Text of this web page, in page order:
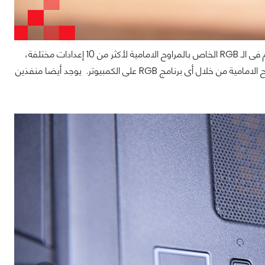
الجزء العلوي من الصندوق يحتوي 3 أزرار، زر لتشغيل الكمبيوتر، زر إعادة التشغيل و زر للتحكم فى الـ RGB الخاص بالمراوح الامامية لأكثر من 10 إعدادات مختلفة،
كما أنه إذا ضغطت على الزر لأكثر من 3 ثواني ستستطيع التحكم فى الـ RGB الخاص بالمراوح الامامية من خلال أى برنامج RGB على الكمبيوتر. يوجد أيضا منفذين